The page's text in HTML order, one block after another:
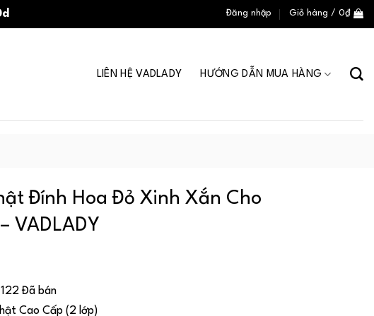
Đăng nhập Giỏ hàng / 0₫
LIÊN HỆ VADLADY HƯỚNG DẪN MUA HÀNG
Đính Hoa Đỏ Xinh Xắn Cho
VADLADY
Đã bán
Cao Cấp (2 lớp)